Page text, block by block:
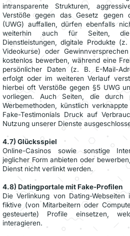
intransparente Strukturen,
Verstöße gegen das Gesetz gegen
(UWG) auffallen, dürfen ebenfalls
weiterhin auch für Seiten, die
Dienstleistungen, digitale Produkte
Videokurse) oder
kostenlos bewerben, während eine
persönlicher Daten (z. B. E-Mail-
erfolgt oder im weiteren Verlauf
hierbei oft Verstöße gegen §5 UWG
vorliegen. Auch Seiten, die durch
Werbemethoden, künstlich
Fake-Testimonials Druck auf
Nutzung unserer Dienste
4.7) Glücksspiel
Online-Casinos sowie sonstige
jeglicher Form anbieten oder
Dienst nicht verlinkt werden.
4.8) Datingportale mit Fake-Profilen
Die Verlinkung von Dating-
fiktive (von Mitarbeitern oder
gesteuerte) Profile einsetzen,
interagieren.